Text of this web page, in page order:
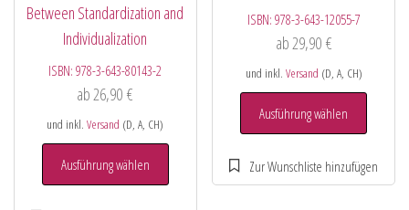
Between Standardization and
Individualization
ISBN:978-3-643-80143-2
ab26,90€
und inkl.Versand (D, A, CH)
Ausführung wählen
ISBN: 978-3-643-12055-7
ab29,90 €
und inkl. Versand (D, A, CH)
Ausführung wählen